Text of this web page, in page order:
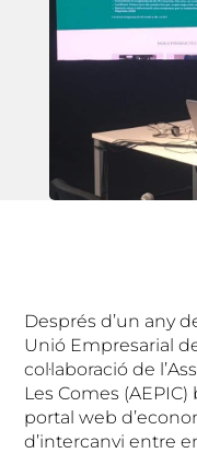
Després d’un any
Unió Empresarial
col·laboració de
Les Comes
portal web
d’intercanvi entre